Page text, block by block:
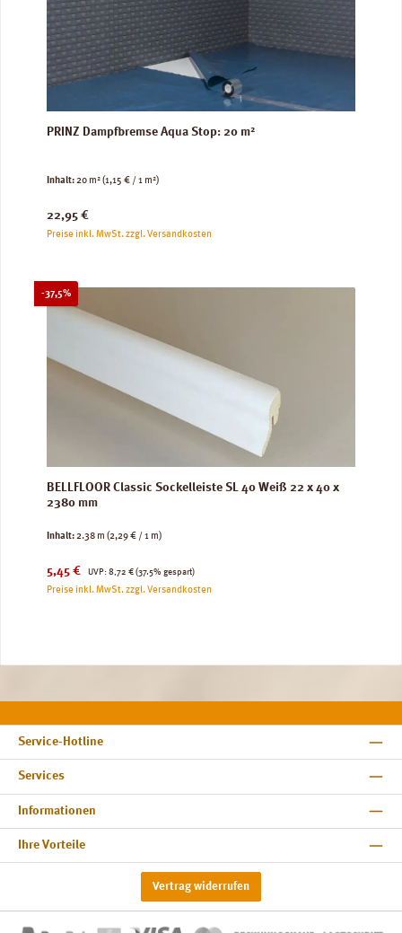
PRINZ Dampfbremse Aqua Stop: 20 m²
Inhalt:20 m²(1,15 € / 1 m²)
Regulärer Preis:
22,95 €
Preise inkl. MwSt. zzgl. Versandkosten
-37,5%Rabatt
BELLFLOOR Classic Sockelleiste SL 40 Weiß 22 x 40 x
2380 mm
Inhalt:2.38 m (2,29 € / 1 m)
Verkaufspreis:
5,45 € UVP:
Regulärer Preis:
8,72 € (37.5% gespart)
Preise inkl. MwSt. zzgl. Versandkosten
Service-Hotline
Services
Informationen
Ihre Vorteile
Vertrag widerrufen